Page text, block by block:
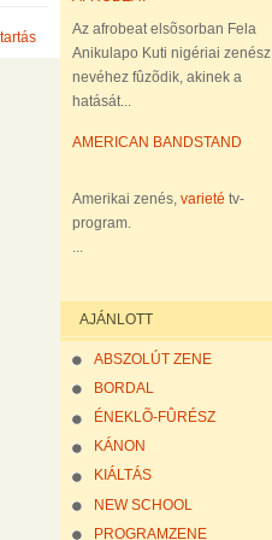
Az afrobeat elsõsorban Fela
Anikulapo Kuti nigériai zenész
nevéhez fûzõdik, akinek a
hatását...
AMERICAN BANDSTAND
Amerikai zenés, varieté tv-
program.
...
AJÁNLOTT
ABSZOLÚT ZENE
BORDAL
ÉNEKLÕ-FÛRÉSZ
KÁNON
KIÁLTÁS
NEW SCHOOL
PROGRAMZENE